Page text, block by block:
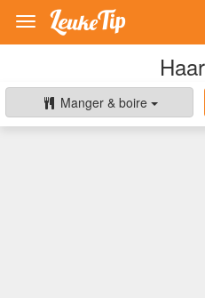
Toggle
navigation
Manger & boire